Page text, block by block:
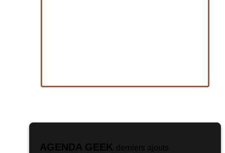
AGENDA GEEK derniers ajouts